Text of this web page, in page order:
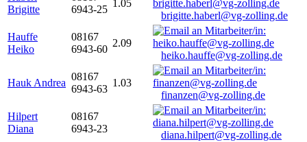
Brigitte
6943-25
1.05
brigitte.haberl@vg-zolling.de
Hauffe
Heiko
08167
6943-60
2.09
heiko.hauffe@vg-zolling.de
Hauk Andrea
08167
6943-63
1.03
finanzen@vg-zolling.de
Hilpert
Diana
08167
6943-23
diana.hilpert@vg-zolling.de